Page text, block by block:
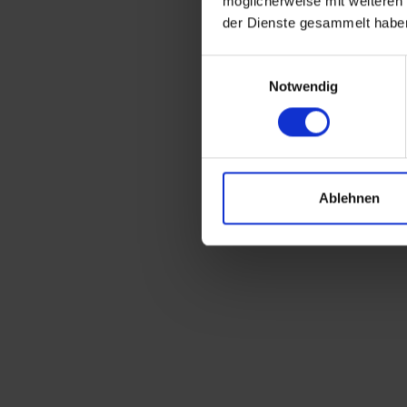
der Dienste gesammelt
Notwendig
Ablehnen